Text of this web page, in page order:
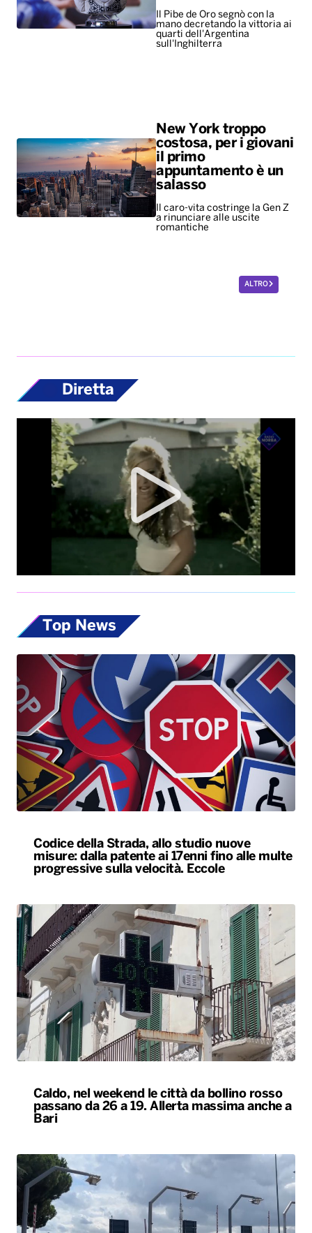
Il Pibe de Oro segnò con la
mano decretando la vittoria ai
quarti dell'Argentina
sull'Inghilterra
New York troppo
costosa, per i giovani
il primo
appuntamento è un
salasso
Il caro-vita costringe la Gen Z
a rinunciare alle uscite
romantiche
ALTRO
Diretta
Top News
Codice della Strada, allo studio nuove
misure: dalla patente ai 17enni fino alle multe
progressive sulla velocità. Eccole
Caldo, nel weekend le città da bollino rosso
passano da 26 a 19. Allerta massima anche a
Bari